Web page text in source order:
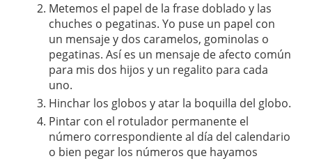
Metemos el papel de la frase doblado y las
chuches o pegatinas. Yo puse un papel con
un mensaje y dos caramelos, gominolas o
pegatinas. Así es un mensaje de afecto común
para mis dos hijos y un regalito para cada
uno.
Hinchar los globos y atar la boquilla del globo.
Pintar con el rotulador permanente el
número correspondiente al día del calendario
o bien pegar los números que hayamos